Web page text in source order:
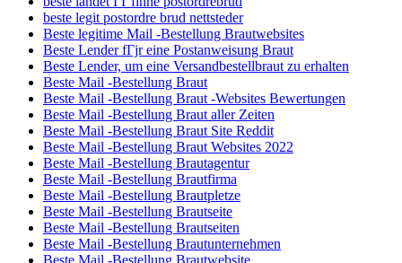
beste legit postordre brud nettsteder
Beste legitime Mail -Bestellung Brautwebsites
Beste Lender fГјr eine Postanweisung Braut
Beste Lender, um eine Versandbestellbraut zu erhalten
Beste Mail -Bestellung Braut
Beste Mail -Bestellung Braut -Websites Bewertungen
Beste Mail -Bestellung Braut aller Zeiten
Beste Mail -Bestellung Braut Site Reddit
Beste Mail -Bestellung Braut Websites 2022
Beste Mail -Bestellung Brautagentur
Beste Mail -Bestellung Brautfirma
Beste Mail -Bestellung Brautpletze
Beste Mail -Bestellung Brautseite
Beste Mail -Bestellung Brautseiten
Beste Mail -Bestellung Brautunternehmen
Beste Mail -Bestellung Brautwebsite